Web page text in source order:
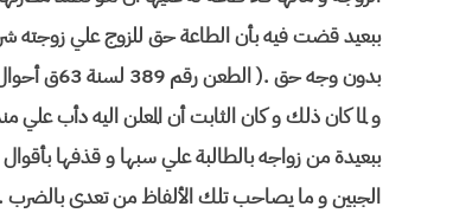
ببعيد قضت فيه بأن الطاعة حق للزوج علي زوجته
بدون وجه حق .( الطعن رقم 389 لسنة 63ق أحوال شخصية جلسة 21/4/1998 )
و لما كان ذلك و كان الثابت أن المعلن اليه دأب علي
ببعيدة من زواجه بالطالبة علي سبها و قذفها
الجبين و ما يصاحب تلك الألفاظ من تعدى بالضرب .